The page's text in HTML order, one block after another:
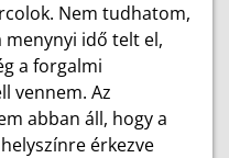
Nem tudhatom,
menynyi idő telt el,
a forgalmi
vennem. Az
abban áll, hogy a
érkezve